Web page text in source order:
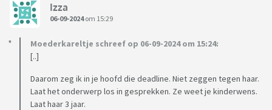
Izza
06-09-2024om 15:29
Moederkareltje schreef op 06-09-2024 om 15:24:
[..]
Daarom zeg ik in je hoofd die deadline. Niet zeggen tegen haar.
Laat het onderwerp los in gesprekken. Ze weet je kinderwens.
Laat haar 3 jaar.